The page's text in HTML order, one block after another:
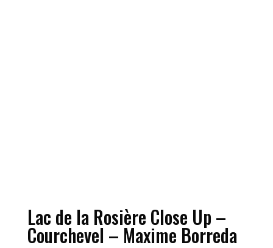
Lac de la Rosière Close Up –
Courchevel – Maxime Borreda